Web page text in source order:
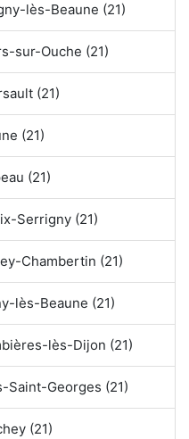
lès-Beaune (21)
sur-Ouche (21)
(21)
(21)
(21)
Serrigny (21)
Chambertin (21)
lès-Beaune (21)
lès-Dijon (21)
Saint-Georges (21)
(21)